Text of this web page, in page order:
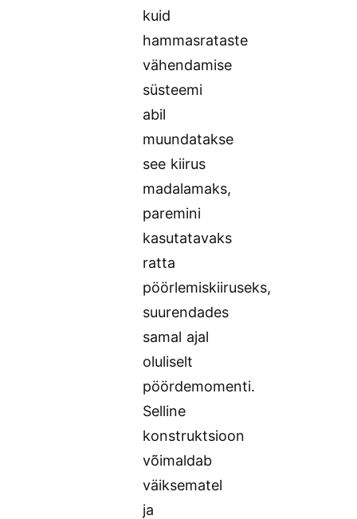
kuid
hammasrataste
vähendamise
süsteemi
abil
muundatakse
see kiirus
madalamaks,
paremini
kasutatavaks
ratta
pöörlemiskiiruseks,
suurendades
samal ajal
oluliselt
pöördemomenti.
Selline
konstruktsioon
võimaldab
väiksematel
ja